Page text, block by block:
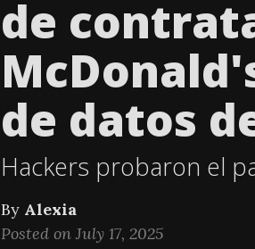
de
de datos
Hackers probaron el
By Alexia
Posted on July 17, 2025